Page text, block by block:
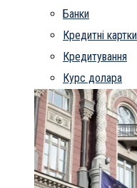
Банки
Кредитні картки
Кредитування
Курс долара